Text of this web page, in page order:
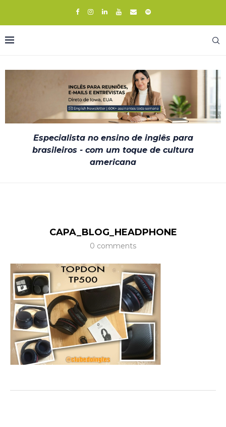
Especialista no ensino de inglês para
brasileiros - com um toque de cultura
americana
CAPA_BLOG_HEADPHONE
0 comments